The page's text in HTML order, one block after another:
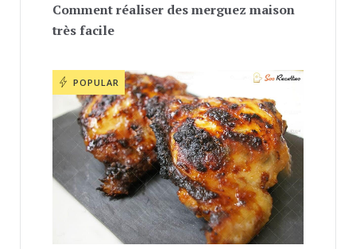
Comment réaliser des merguez maison
très facile
POPULAR